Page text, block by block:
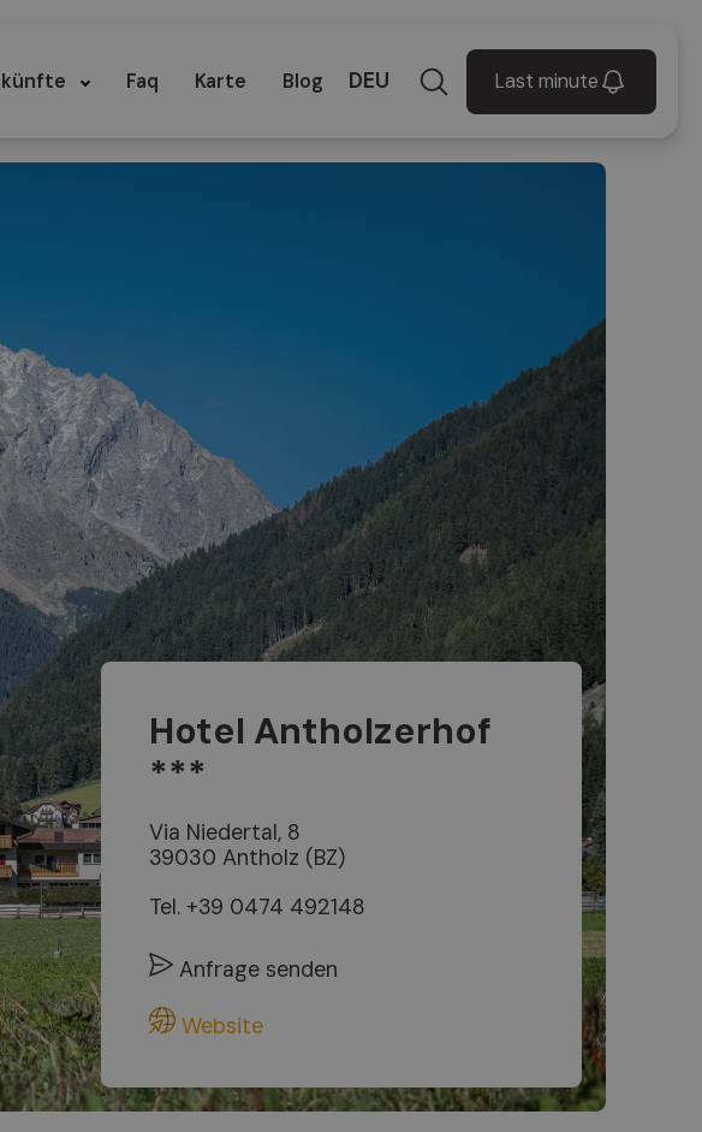
Faq Karte Blog DEU Last minute
Hotel Antholzerhof
***
Via Niedertal, 8
39030 Antholz (BZ)
Tel. +39 0474 492148
Anfrage senden
Website